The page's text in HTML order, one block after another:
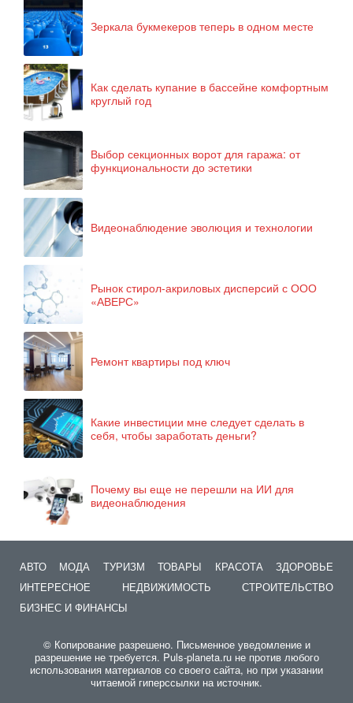
Зеркала букмекеров теперь в одном месте
Как сделать купание в бассейне комфортным
круглый год
Выбор секционных ворот для гаража: от
функциональности до эстетики
Видеонаблюдение эволюция и технологии
Рынок стирол-акриловых дисперсий с ООО
«АВЕРС»
Ремонт квартиры под ключ
Какие инвестиции мне следует сделать в
себя, чтобы заработать деньги?
Почему вы еще не перешли на ИИ для
видеонаблюдения
АВТО МОДА ТУРИЗМ ТОВАРЫ КРАСОТА
ЗДОРОВЬЕ
ИНТЕРЕСНОЕ
НЕДВИЖИМОСТЬ
СТРОИТЕЛЬСТВО
БИЗНЕС И ФИНАНСЫ
© Копирование разрешено. Письменное уведомление и
разрешение не требуется. Puls-planeta.ru не против любого
использования материалов со своего сайта, но при указании
читаемой гиперссылки на источник.